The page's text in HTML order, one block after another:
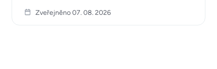
Zveřejněno 07. 08. 2026